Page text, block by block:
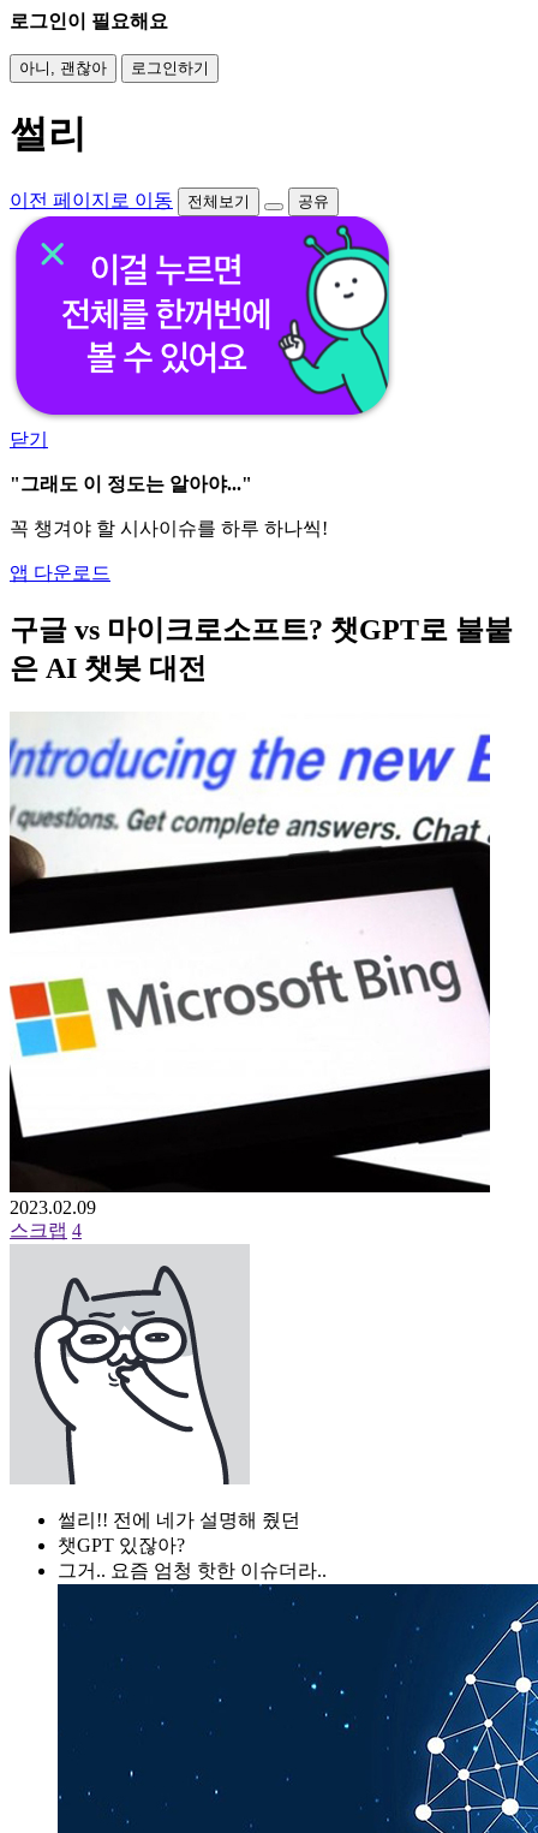
로그인이 필요해요
아니, 괜찮아 로그인하기
썰리
이전 페이지로 이동 전체보기 공유
닫기
"그래도 이 정도는 알아야..."
꼭 챙겨야 할 시사이슈를 하루 하나씩!
앱 다운로드
구글 vs 마이크로소프트? 챗GPT로 불붙
은 AI 챗봇 대전
2023.02.09
스크랩 4
썰리!! 전에 네가 설명해 줬던
챗GPT 있잖아?
그거.. 요즘 엄청 핫한 이슈더라..